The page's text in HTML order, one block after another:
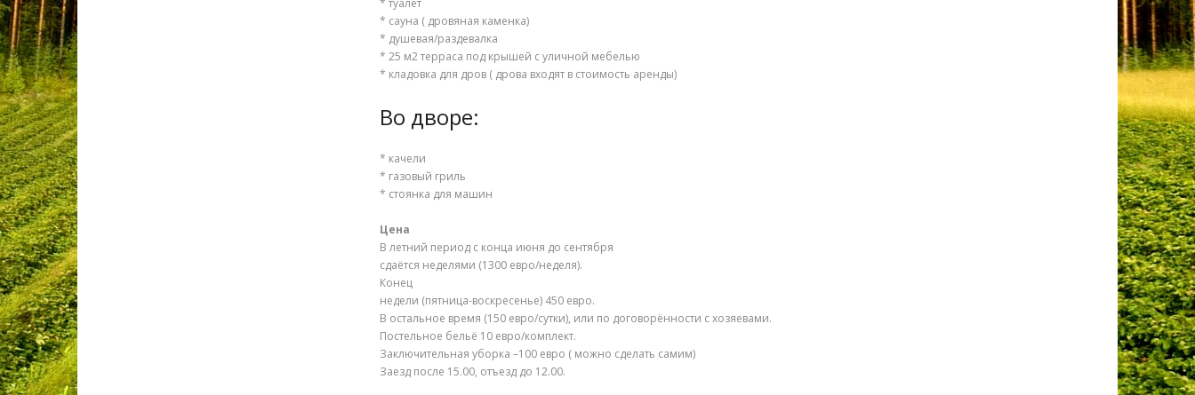
* туалет
* сауна ( дровяная каменка)
* душевая/раздевалка
* 25 м2 терраса под крышей с уличной мебелью
* кладовка для дров ( дрова входят в стоимость аренды)
Во дворе:
* качели
* газовый гриль
* стоянка для машин
Цена
В летний период с конца июня до сентября
сдаётся неделями (1300 евро/неделя).
Конец
недели (пятница-воскресенье) 450 евро.
В остальное время (150 евро/сутки), или по договорённости с хозяевами.
Постельное бельё 10 евро/комплект.
Заключительная уборка –100 евро ( можно сделать самим)
Заезд после 15.00, отъезд до 12.00.